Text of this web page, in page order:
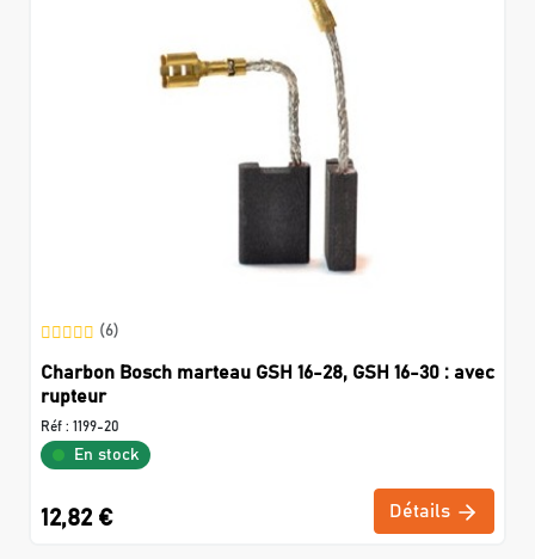
(6)
Charbon Bosch marteau GSH 16-28, GSH 16-30 : avec
rupteur
Réf : 1199-20
En stock
12,82 € Détails